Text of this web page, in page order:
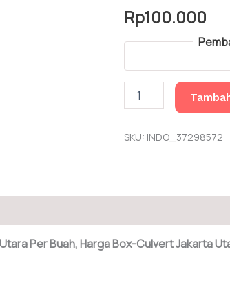
Rp100.000
Harga
Culvert
Jakarta
SKU: INDO_37298572
Per Buah, Harga Box-Culvert Jakarta